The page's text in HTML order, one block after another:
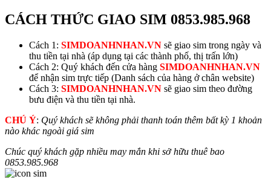
CÁCH THỨC GIAO SIM 0853.985.968
Cách 1: SIMDOANHNHAN.VN sẽ giao sim trong ngày và
thu tiền tại nhà (áp dụng tại các thành phố, thị trấn lớn)
Cách 2: Quý khách đến cửa hàng SIMDOANHNHAN.VN
để nhận sim trực tiếp (Danh sách của hàng ở chân website)
Cách 3: SIMDOANHNHAN.VN sẽ giao sim theo đường
bưu điện và thu tiền tại nhà.
CHÚ Ý: Quý khách sẽ không phải thanh toán thêm bất kỳ 1 khoản
nào khác ngoài giá sim
Chúc quý khách gặp nhiều may mắn khi sở hữu thuê bao
0853.985.968